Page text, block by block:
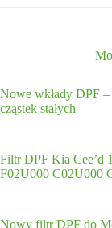
Nowe wkłady DPF
cząstek stałych
Filtr DPF Kia Cee’d
F02U000 C02U000
Nowy filtr DPF do